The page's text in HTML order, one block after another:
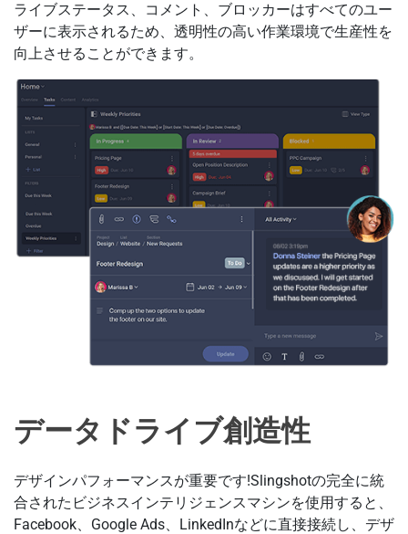
ライブステータス、コメント、ブロッカーはすべてのユー
ザーに表示されるため、透明性の高い作業環境で生産性を
向上させることができます。
データドライブ創造性
デザインパフォーマンスが重要です!Slingshotの完全に統
合されたビジネスインテリジェンスマシンを使用すると、
Facebook、Google Ads、LinkedInなどに直接接続し、デザ